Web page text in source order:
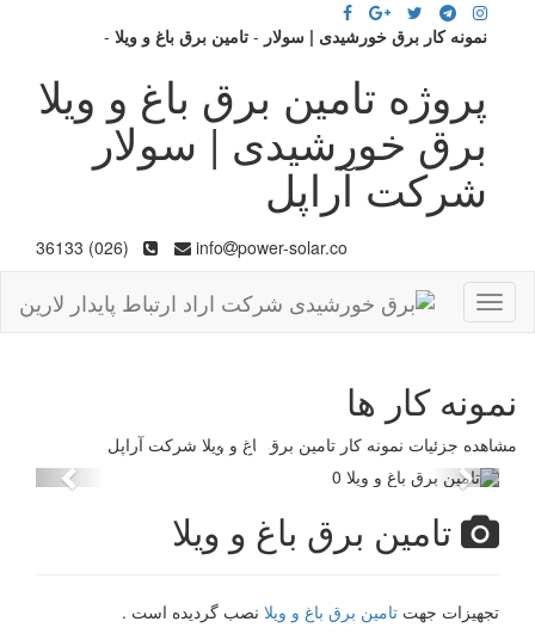
نمونه کار برق خورشیدی | سولار - تامین برق باغ و ویلا -
پروژه تامین برق باغ و ویلا
برق خورشیدی | سولار
شرکت آراپل
info power-solar.co
(026) 36133
Toggle
navigation
نمونه کار ها
مشاهده جزئیات نمونه کار تامین برق باغ و ویلا شرکت آراپل
Next
تامین برق باغ و ویلا
تجهیزات جهت تامین برق باغ و ویلا نصب گردیده است .